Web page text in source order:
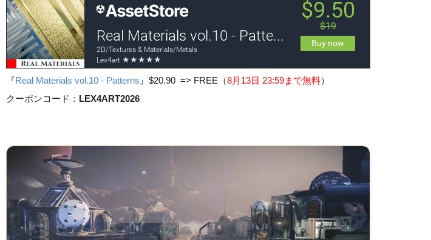
『Real Materials vol.10 - Patterns 』 $20.90 => FREE （8月13日 23:59まで無料）
クーポンコード： LEX4ART2026